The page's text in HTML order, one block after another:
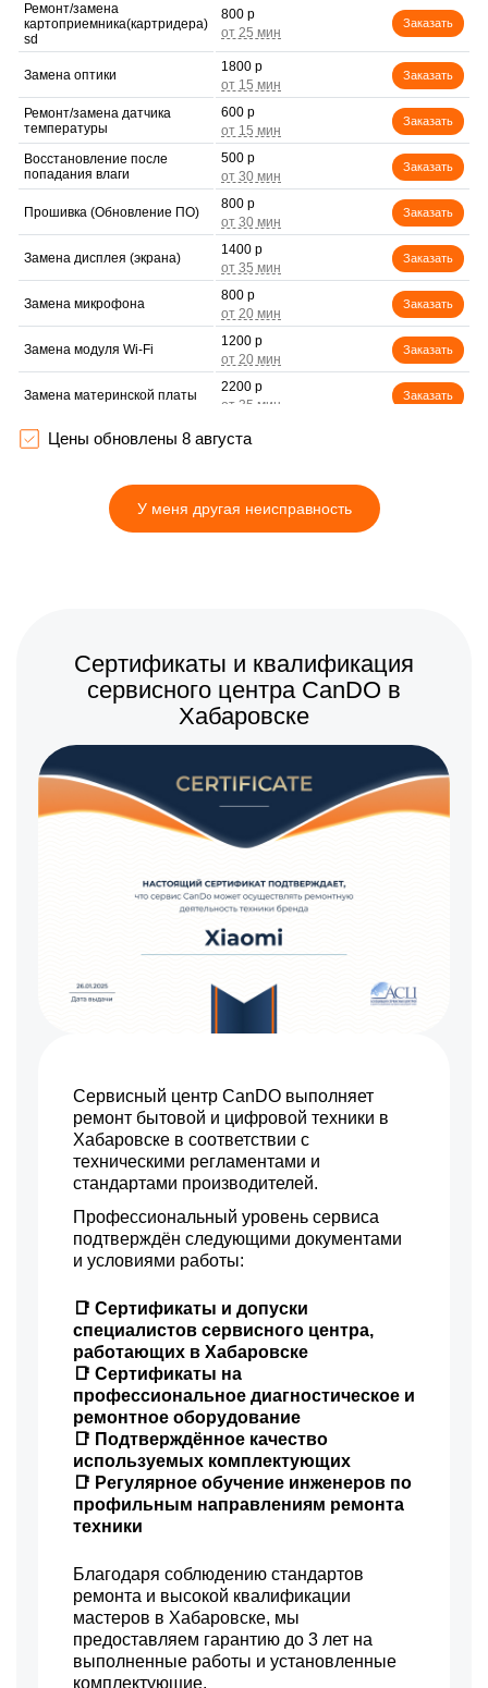
Ремонт/замена
картоприемника(картридера)
sd
800 р
Заказать
Замена оптики
1800 р
Заказать
Ремонт/замена датчика
температуры
600 р
Заказать
Восстановление после
попадания влаги
500 р
Заказать
Прошивка (Обновление ПО)
800 р
Заказать
Замена дисплея (экрана)
1400 р
Заказать
Замена микрофона
800 р
Заказать
Замена модуля Wi-Fi
1200 р
Заказать
Замена материнской платы
2200 р
Заказать
Настройка оптики,
фокусировки
1000 р
Цены обновлены 8 августа
У меня другая неисправность
Сертификаты и квалификация
сервисного центра CanDO в
Хабаровске
Сервисный центр CanDO выполняет
ремонт бытовой и цифровой техники в
Хабаровске в соответствии с
техническими регламентами и
стандартами производителей.
Профессиональный уровень сервиса
подтверждён следующими документами
и условиями работы:
📑 Сертификаты и допуски
специалистов сервисного центра,
работающих в Хабаровске
📑 Сертификаты на
профессиональное диагностическое и
ремонтное оборудование
📑 Подтверждённое качество
используемых комплектующих
📑 Регулярное обучение инженеров по
профильным направлениям ремонта
техники
Благодаря соблюдению стандартов
ремонта и высокой квалификации
мастеров в Хабаровске, мы
предоставляем гарантию до 3 лет на
выполненные работы и установленные
комплектующие.